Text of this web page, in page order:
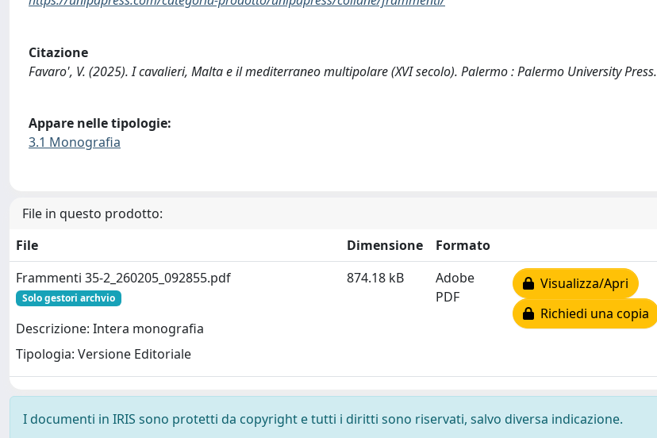
Citazione
Favaro', V. (2025). I cavalieri, Malta e il mediterraneo multipolare (XVI secolo). Palermo : Palermo University Press.
Appare nelle tipologie:
3.1 Monografia
File in questo prodotto:
File
Dimensione
Formato
Frammenti 35-2_260205_092855.pdf
Solo gestori archvio
Descrizione: Intera monografia
Tipologia: Versione Editoriale
874.18 kB
Adobe
PDF
Visualizza/Apri
Richiedi una copia
I documenti in IRIS sono protetti da copyright e tutti i diritti sono riservati, salvo diversa indicazione.